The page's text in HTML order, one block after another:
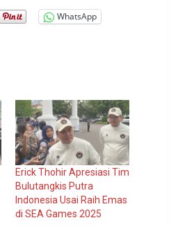
WhatsApp
Erick Thohir Apresiasi Tim
Bulutangkis Putra
Indonesia Usai Raih Emas
di SEA Games 2025